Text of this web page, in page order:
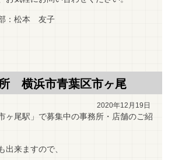
：松本 友子
横浜市青葉区市ヶ尾
2020年12月19日
ヶ尾駅」で募集中の事務所・店舗のご紹
出来ますので、